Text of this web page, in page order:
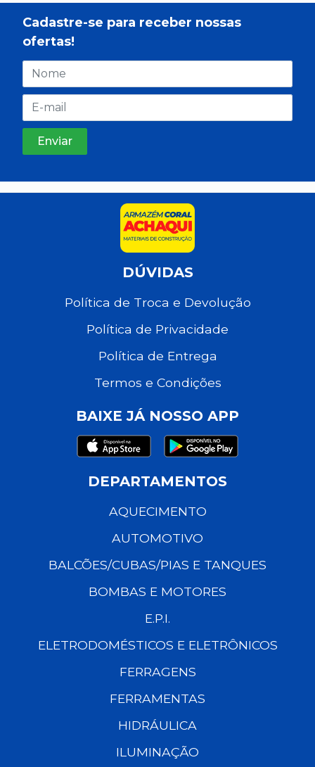
Cadastre-se para receber nossas
ofertas!
DÚVIDAS
Política de Troca e Devolução
Política de Privacidade
Política de Entrega
Termos e Condições
BAIXE JÁ NOSSO APP
DEPARTAMENTOS
AQUECIMENTO
AUTOMOTIVO
BALCÕES/CUBAS/PIAS E TANQUES
BOMBAS E MOTORES
E.P.I.
ELETRODOMÉSTICOS E ELETRÔNICOS
FERRAGENS
FERRAMENTAS
HIDRÁULICA
ILUMINAÇÃO